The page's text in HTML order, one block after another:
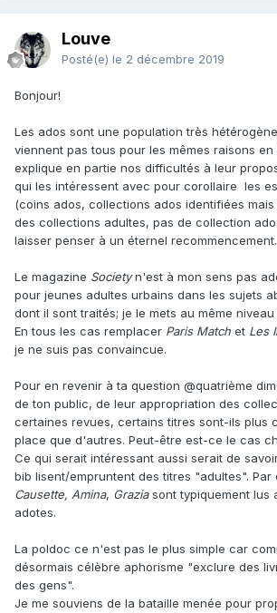
Louve
Posté(e) le 2 décembre 2019
Bonjour!
Les ados sont une population très
viennent pas tous pour les mêmes raisons
explique en partie nos difficultés à leur
qui les intéressent avec pour corollaire les
(coins ados, collections ados identifiées
des collections adultes, pas de collection
laisser penser à un éternel recommencement.
Le magazine Societyn'est à mon sens pas
pour jeunes adultes urbains dans les sujets
dont il sont traités; je le mets au même niveau
En tous les cas remplacer Paris Match et Les
je ne suis pas convaincue.
Pour en revenir à ta question @quatrième
de ton public, de leur appropriation des
certaines revues, certains titres sont-ils plus
place que d'autres. Peut-être est-ce le cas
Ce qui serait intéressant aussi serait de
bib lisent/empruntent des titres "adultes". Par
Causette, Amina, Graziasont typiquement lus
adotes.
La poldoc ce n'est pas le plus simple car
désormais célèbre aphorisme "exclure des
des gens".
Je me souviens de la bataille menée pour